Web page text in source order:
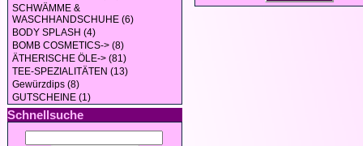
SCHWÄMME &
WASCHHANDSCHUHE (6)
BODY SPLASH (4)
BOMB COSMETICS-> (8)
ÄTHERISCHE ÖLE-> (81)
TEE-SPEZIALITÄTEN (13)
Gewürzdips (8)
GUTSCHEINE (1)
Schnellsuche